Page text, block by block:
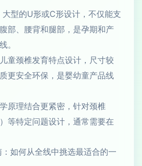
大型的U形或C形设计，不仅能支
部、腰背和腿部，是孕期和产
。
童颈椎发育特点设计，尺寸较
更安全环保，是婴幼童产品线
原理结合更紧密，针对颈椎
等特定问题设计，通常需要在
如何从全线中挑选最适合的一